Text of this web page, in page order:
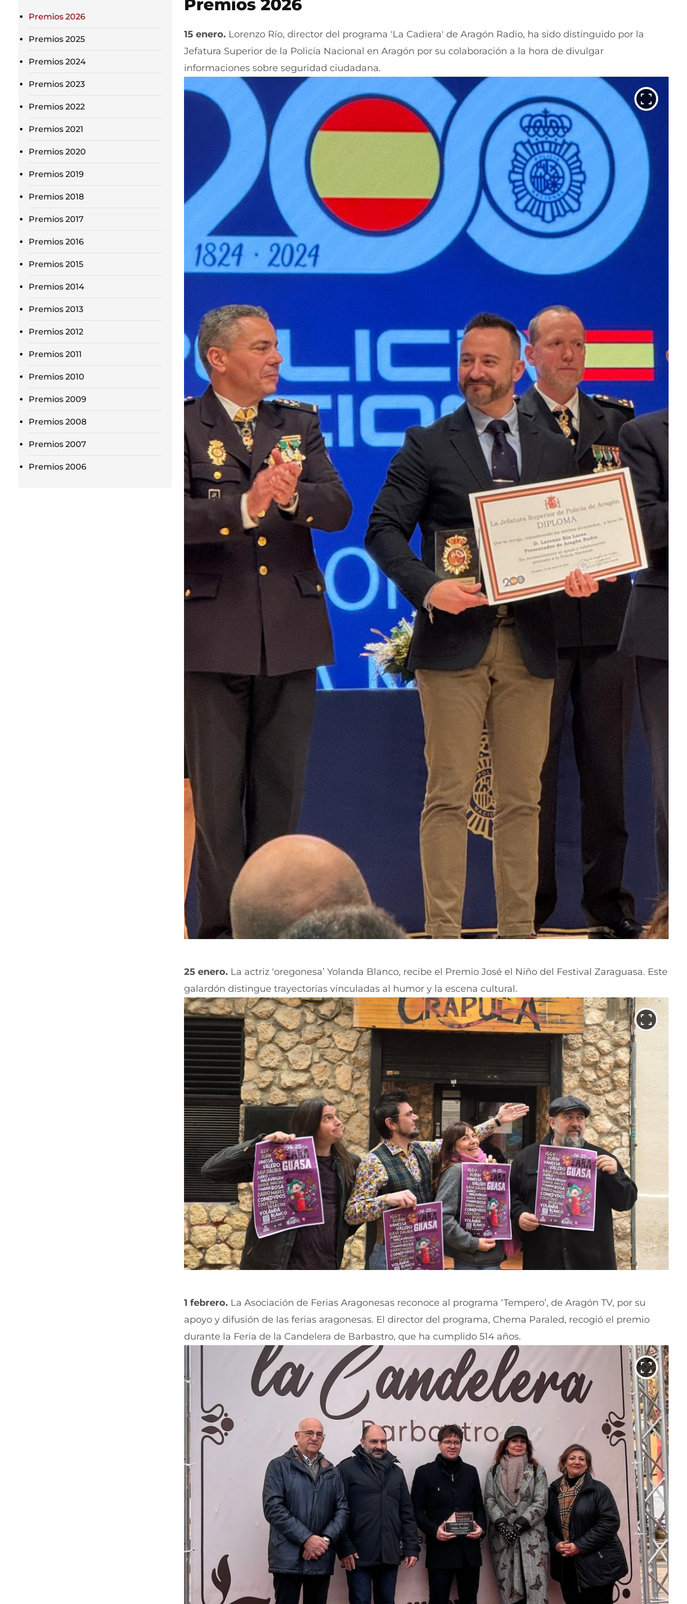
Premios 2026
Premios 2025
Premios 2024
Premios 2023
Premios 2022
Premios 2021
Premios 2020
Premios 2019
Premios 2018
Premios 2017
Premios 2016
Premios 2015
Premios 2014
Premios 2013
Premios 2012
Premios 2011
Premios 2010
Premios 2009
Premios 2008
Premios 2007
Premios 2006
Premios 2026
15 enero. Lorenzo Río, director del programa 'La Cadiera' de Aragón Radio, ha sido distinguido por la
Jefatura Superior de la Policía Nacional en Aragón por su colaboración a la hora de divulgar
informaciones sobre seguridad ciudadana.
25 enero. La actriz ‘oregonesa’ Yolanda Blanco, recibe el Premio José el Niño del Festival Zaraguasa. Este
galardón distingue trayectorias vinculadas al humor y la escena cultural.
1 febrero. La Asociación de Ferias Aragonesas reconoce al programa ‘Tempero’, de Aragón TV, por su
apoyo y difusión de las ferias aragonesas. El director del programa, Chema Paraled, recogió el premio
durante la Feria de la Candelera de Barbastro, que ha cumplido 514 años.